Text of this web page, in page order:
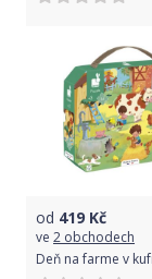
od 419 Kč
ve 2 obchodech
Deň na farme v